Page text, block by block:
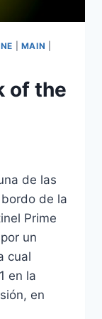
MAIN
of the
de las
de la
Prime
un
cual
en la
en